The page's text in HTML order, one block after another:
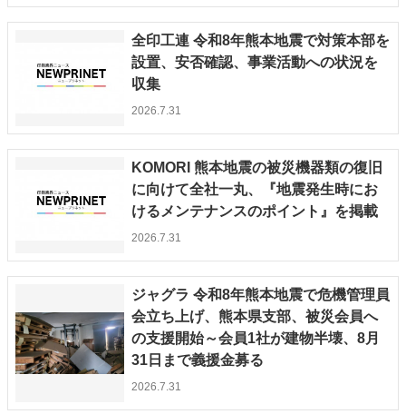
特集・デジタル印刷 ～ 新成長軌道を描く
発刊案内
JFPI印刷用語集 印刷機材年鑑
会社案内
購読・購入申し込み
サイトポリシー
全印工連 令和8年熊本地震で対策本部を
設置、安否確認、事業活動への状況を
収集
2026.7.31
KOMORI 熊本地震の被災機器類の復旧
に向けて全社一丸、『地震発生時にお
けるメンテナンスのポイント』を掲載
2026.7.31
ジャグラ 令和8年熊本地震で危機管理員
会立ち上げ、熊本県支部、被災会員へ
の支援開始～会員1社が建物半壊、8月
31日まで義援金募る
2026.7.31